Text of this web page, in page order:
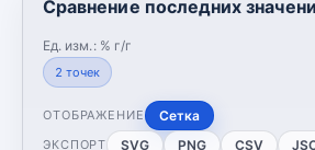
Сравнение последних
Ед. изм.: % г/г
2 точек
ОТОБРАЖЕНИЕ Сетка
ЭКСПОРТ SVG PNG CSV